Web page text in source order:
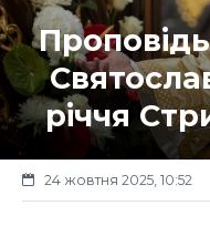
річчя
24 жовтня 2025, 10:52